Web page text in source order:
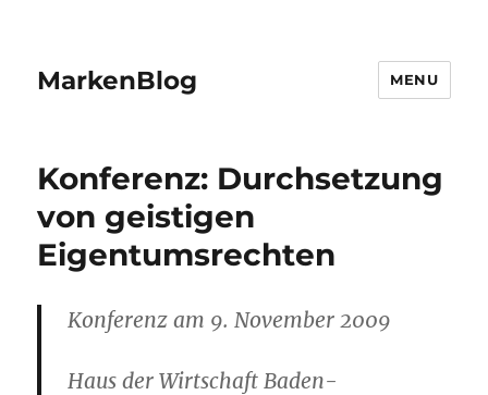
MarkenBlog MENU
Konferenz: Durchsetzung
von geistigen
Eigentumsrechten
Konferenz am 9. November 2009
Haus der Wirtschaft Baden-